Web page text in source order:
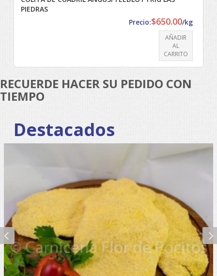
PIEDRAS
Precio:$650.00/kg
AÑADIR
AL
CARRITO
RECUERDE HACER SU PEDIDO CON
TIEMPO
Destacados